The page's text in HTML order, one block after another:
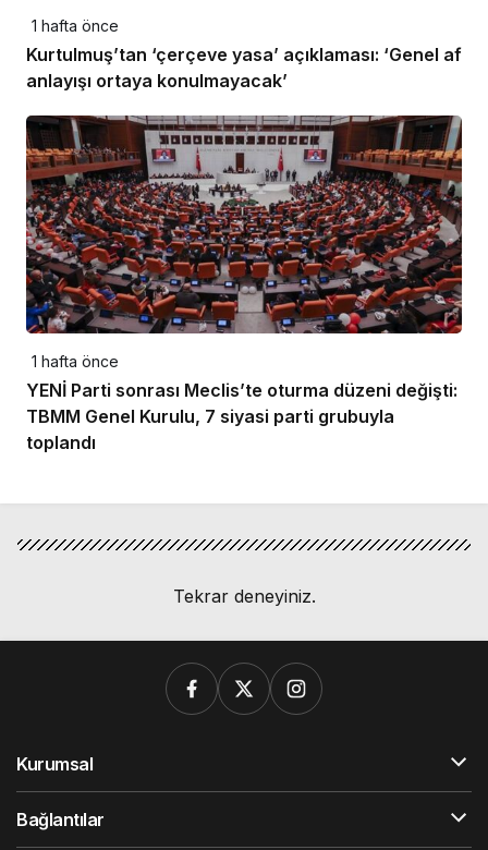
1 hafta önce
Kurtulmuş’tan ‘çerçeve yasa’ açıklaması: ‘Genel af
anlayışı ortaya konulmayacak’
1 hafta önce
YENİ Parti sonrası Meclis’te oturma düzeni değişti:
TBMM Genel Kurulu, 7 siyasi parti grubuyla
toplandı
Tekrar deneyiniz.
Kurumsal
Bağlantılar